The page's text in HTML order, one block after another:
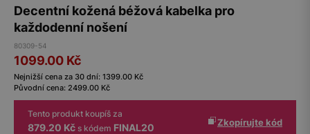
Decentní kožená béžová kabelka pro
každodenní nošení
80309-54
1099.00 Kč
Nejnižší cena za 30 dní: 1399.00 Kč
Původní cena: 2499.00 Kč
Tento produkt koupíš za
879.20 Kč s kódem FINAL20 Zkopírujte kód